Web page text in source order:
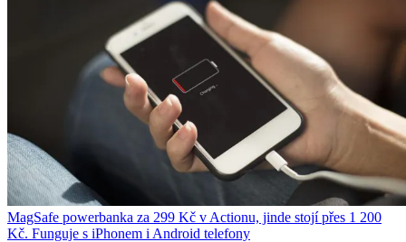
MagSafe powerbanka za 299 Kč v Actionu, jinde stojí přes 1 200
Kč. Funguje s iPhonem i Android telefony